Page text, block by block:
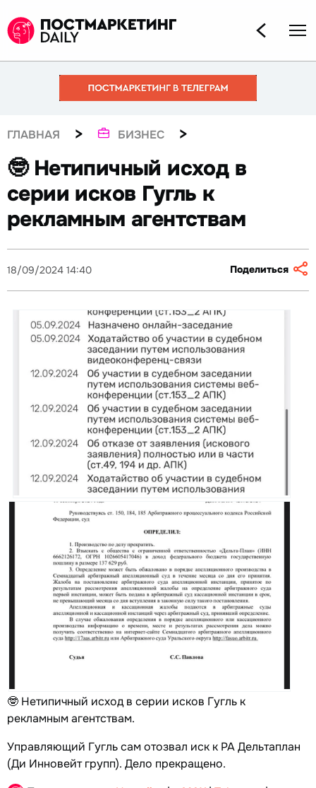
ГЛАВНАЯ > БИЗНЕС >
🤓 Нетипичный исход в
серии исков Гугль к
рекламным агентствам
18/09/2024 14:40 Поделиться
🤓 Нетипичный исход в серии исков Гугль к
рекламным агентствам.
Управляющий Гугль сам отозвал иск к РА Дельтаплан
(Ди Инновейт групп). Дело прекращено.